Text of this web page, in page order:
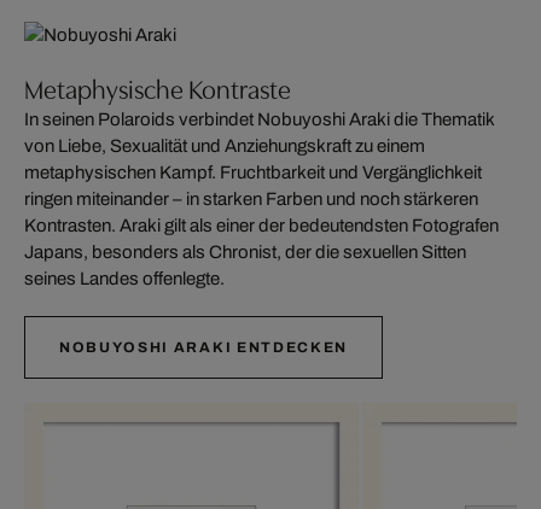
Metaphysische Kontraste
In seinen Polaroids verbindet Nobuyoshi Araki die Thematik
von Liebe, Sexualität und Anziehungskraft zu einem
metaphysischen Kampf. Fruchtbarkeit und Vergänglichkeit
ringen miteinander – in starken Farben und noch stärkeren
Kontrasten. Araki gilt als einer der bedeutendsten Fotografen
Japans, besonders als Chronist, der die sexuellen Sitten
seines Landes offenlegte.
NOBUYOSHI ARAKI ENTDECKEN